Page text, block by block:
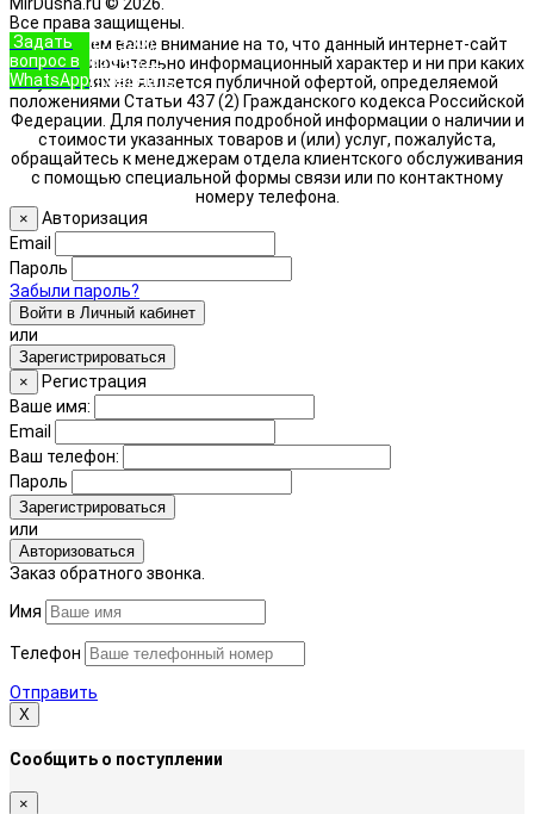
MirDusha.ru © 2026.
Все права защищены.
Обращаем ваше внимание на то, что данный интернет-сайт
носит исключительно информационный характер и ни при каких
условиях не является публичной офертой, определяемой
положениями Статьи 437 (2) Гражданского кодекса Российской
Федерации. Для получения подробной информации о наличии и
стоимости указанных товаров и (или) услуг, пожалуйста,
обращайтесь к менеджерам отдела клиентского обслуживания
с помощью специальной формы связи или по контактному
номеру телефона.
Задать
вопрос в
WhatsApp
+7 (933)
888-8322
Позвонить
×
Авторизация
Email
Пароль
Забыли пароль?
Войти в Личный кабинет
или
Зарегистрироваться
×
Регистрация
Ваше имя:
Email
Ваш телефон:
Пароль
Зарегистрироваться
или
Авторизоваться
Заказ обратного звонка.
Имя
Телефон
Отправить
Х
Сообщить о поступлении
×